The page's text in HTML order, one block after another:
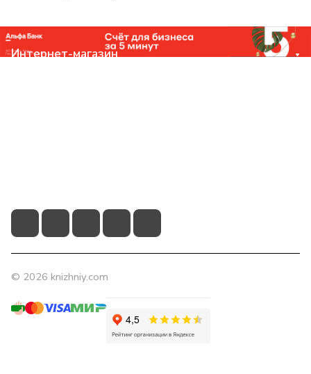
Интернет-магазин
© 2026 knizhniy.com